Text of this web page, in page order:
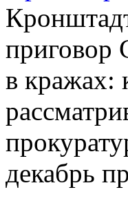
приговор
в кражах:
декабрь